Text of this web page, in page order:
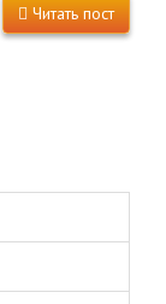
Читать пост